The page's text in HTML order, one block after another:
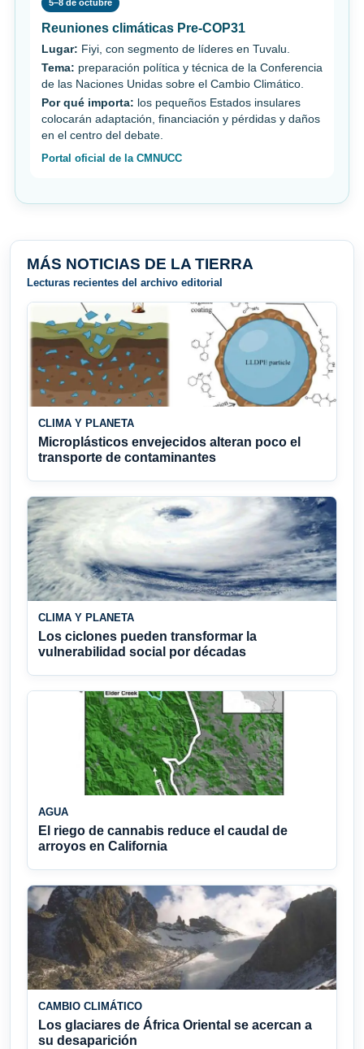
5–8 de octubre
Reuniones climáticas Pre-COP31
Lugar: Fiyi, con segmento de líderes en Tuvalu.
Tema: preparación política y técnica de la Conferencia
de las Naciones Unidas sobre el Cambio Climático.
Por qué importa: los pequeños Estados insulares
colocarán adaptación, financiación y pérdidas y daños
en el centro del debate.
Portal oficial de la CMNUCC
MÁS NOTICIAS DE LA TIERRA
Lecturas recientes del archivo editorial
CLIMA Y PLANETA
Microplásticos envejecidos alteran poco el
transporte de contaminantes
CLIMA Y PLANETA
Los ciclones pueden transformar la
vulnerabilidad social por décadas
AGUA
El riego de cannabis reduce el caudal de
arroyos en California
CAMBIO CLIMÁTICO
Los glaciares de África Oriental se acercan a
su desaparición